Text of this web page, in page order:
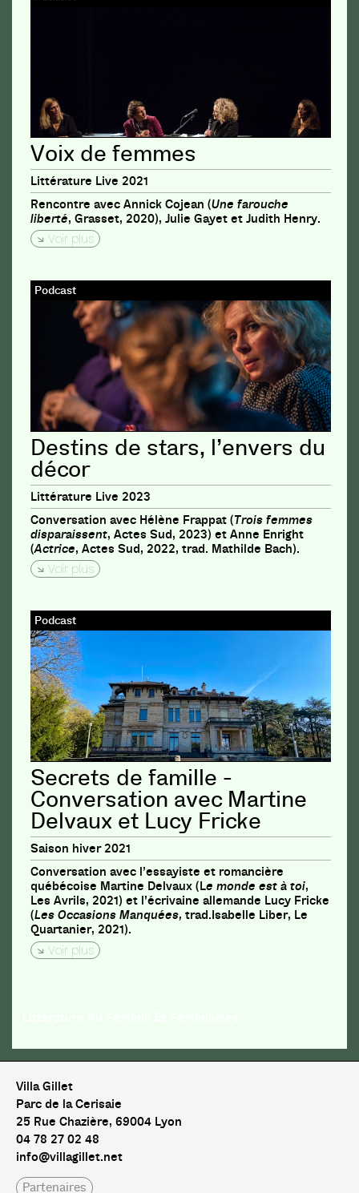
Voix de femmes
Littérature Live 2021
Rencontre avec Annick Cojean (Une farouche
liberté, Grasset, 2020), Julie Gayet et Judith Henry.
Voir plus
Podcast
Destins de stars, l’envers du
décor
Littérature Live 2023
Conversation avec Hélène Frappat (Trois femmes
disparaissent, Actes Sud, 2023) et Anne Enright
(Actrice, Actes Sud, 2022, trad. Mathilde Bach).
Voir plus
Podcast
Secrets de famille -
Conversation avec Martine
Delvaux et Lucy Fricke
Saison hiver 2021
Conversation avec l’essayiste et romancière
québécoise Martine Delvaux (Le monde est à toi,
Les Avrils, 2021) et l’écrivaine allemande Lucy Fricke
(Les Occasions Manquées, trad.Isabelle Liber, Le
Quartanier, 2021).
Voir plus
Villa Gillet
Parc de la Cerisaie
25 Rue Chazière, 69004 Lyon
04 78 27 02 48
info@villagillet.net
Partenaires